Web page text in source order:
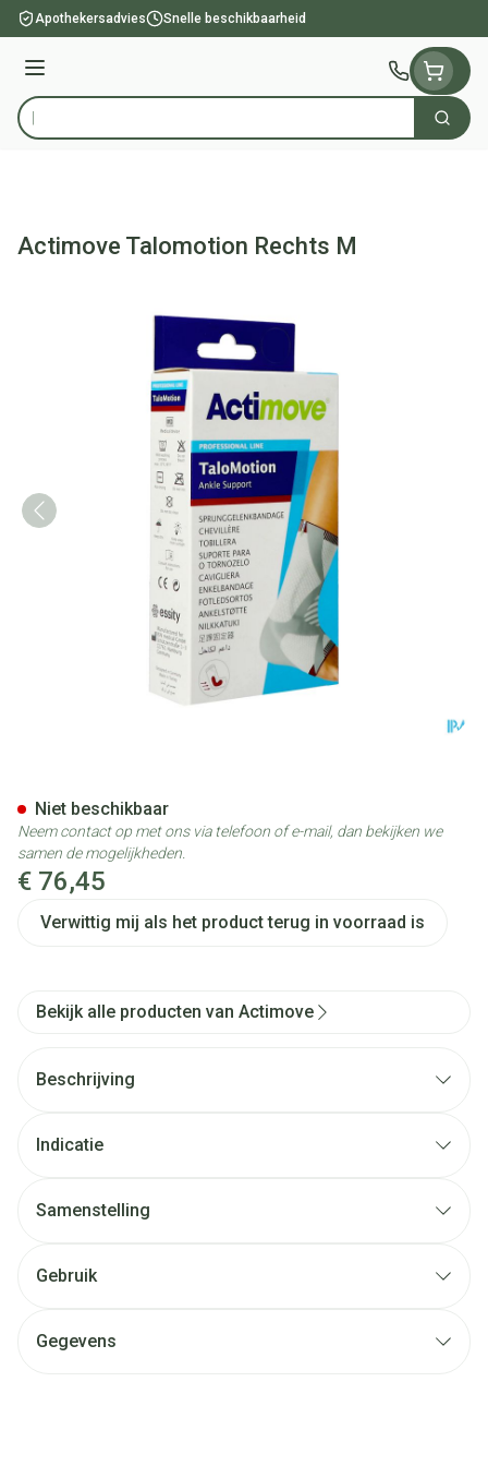
Ga naar de inhoud
Apothekersadvies Snelle beschikbaarheid
Menu
Product, merk, categorie... Zoek
Actimove Talomotion Rechts M
€ 76,45
Verwittig mij als het product terug in voorraad is
Niet beschikbaar
Neem contact op met ons via telefoon of e-mail, dan bekijken we
samen de mogelijkheden.
Bekijk alle producten van Actimove
Beschrijving
Indicatie
Samenstelling
Gebruik
Gegevens